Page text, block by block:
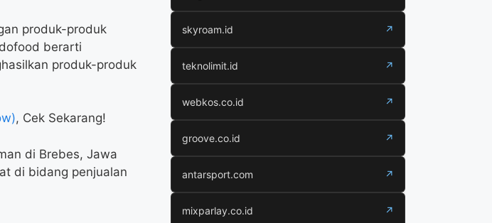
produk-produk
berarti
produk-produk
, Cek Sekarang!
di Brebes, Jawa
di bidang penjualan
skyroam.id ↗
teknolimit.id ↗
webkos.co.id ↗
groove.co.id ↗
antarsport.com ↗
mixparlay.co.id ↗